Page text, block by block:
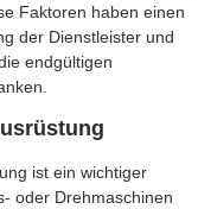
Faktoren haben einen
der Dienstleister und
endgültigen
ist ein wichtiger
oder Drehmaschinen